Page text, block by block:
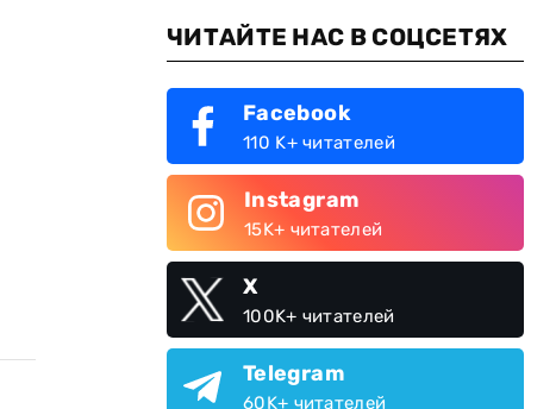
ЧИТАЙТЕ НАС В СОЦСЕТЯХ
Facebook
110 K+ читателей
Instagram
15K+ читателей
X
100K+ читателей
Telegram
60K+ читателей